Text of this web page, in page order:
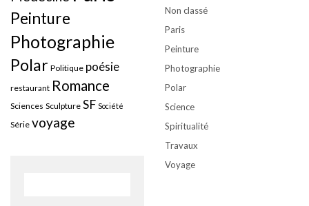
Peinture
Photographie
Polar Politique poésie
restaurant Romance
Sciences Sculpture SF Société
Série voyage
Non classé
Paris
Peinture
Photographie
Polar
Science
Spiritualité
Travaux
Voyage